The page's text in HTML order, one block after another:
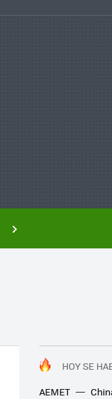
HOY SE
AEMET